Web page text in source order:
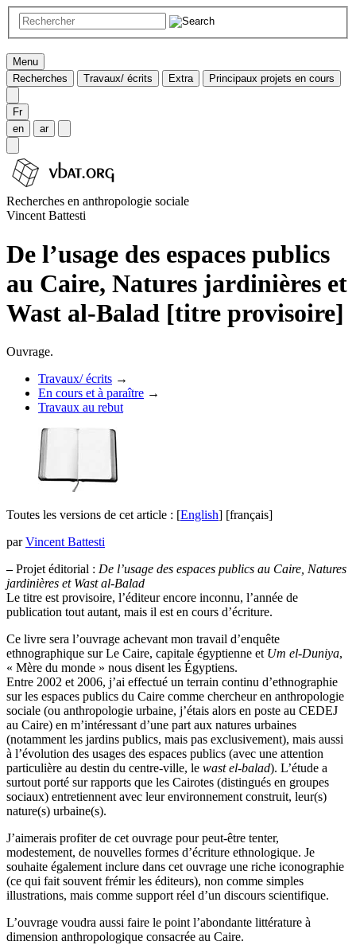
Menu
Recherches
Travaux/ écrits Extra Principaux projets en cours
Fr
en
ar
Recherches en anthropologie sociale
Vincent Battesti
De l’usage des espaces publics
au Caire, Natures jardinières et
Wast al-Balad [titre provisoire]
Ouvrage.
Travaux/ écrits →
En cours et à paraître →
Travaux au rebut
Toutes les versions de cet article : [English] [français]
parVincent Battesti
–Projet éditorial : De l’usage des espaces publics au Caire, Natures
jardinières et Wast al-Balad
Le titre est provisoire, l’éditeur encore inconnu, l’année de
publication tout autant, mais il est en cours d’écriture.
Ce livre sera l’ouvrage achevant mon travail d’enquête
ethnographique sur Le Caire, capitale égyptienne et Um el-Duniya,
« Mère du monde » nous disent les Égyptiens.
Entre 2002 et 2006, j’ai effectué un terrain continu d’ethnographie
sur les espaces publics du Caire comme chercheur en anthropologie
sociale (ou anthropologie urbaine, j’étais alors en poste au CEDEJ
au Caire) en m’intéressant d’une part aux natures urbaines
(notamment les jardins publics, mais pas exclusivement), mais aussi
à l’évolution des usages des espaces publics (avec une attention
particulière au destin du centre-ville, le wast el-balad). L’étude a
surtout porté sur rapports que les Cairotes (distingués en groupes
sociaux) entretiennent avec leur environnement construit, leur(s)
nature(s) urbaine(s).
J’aimerais profiter de cet ouvrage pour peut-être tenter,
modestement, de nouvelles formes d’écriture ethnologique. Je
souhaite également inclure dans cet ouvrage une riche iconographie
(ce qui fait souvent frémir les éditeurs), non comme simples
illustrations, mais comme support réel d’un discours scientifique.
L’ouvrage voudra aussi faire le point l’abondante littérature à
dimension anthropologique consacrée au Caire.